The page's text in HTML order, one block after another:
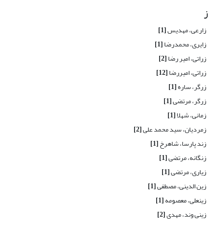
ز
زارعی، مهدیس[1]
زایری، محمدرضا[1]
زراتی، امیر رضا[2]
زراتی، امیررضا[12]
زرگر، ساره[1]
زرگر، مرتضی[1]
زمانی، شهلا[1]
زمردیان، سید محمد علی[2]
زند پارسا، شاهرخ[1]
زنگانه، مرتضی[1]
زیاری، مرتضی[1]
زین الدینی، مصطفی[1]
زینعلی، معصومه[1]
زینی وند، مهدی[2]